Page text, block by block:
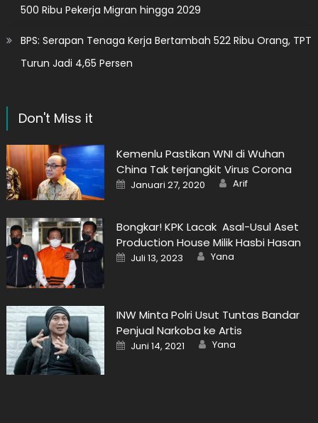
500 Ribu Pekerja Migran hingga 2029
BPS: Serapan Tenaga Kerja Bertambah 522 Ribu Orang, TPT
Turun Jadi 4,65 Persen
Don't Miss it
Kemenlu Pastikan WNI di Wuhan
China Tak terjangkit Virus Corona
Posted
on
Januari 27, 2020 Author
Arif
Bongkar! KPK Lacak Asal-Usul Aset
Production House Milik Hasbi Hasan
Posted
on
Juli 13, 2023 Author
Yana
INW Minta Polri Usut Tuntas Bandar
Penjual Narkoba ke Artis
Posted
on
Juni 14, 2021 Author
Yana